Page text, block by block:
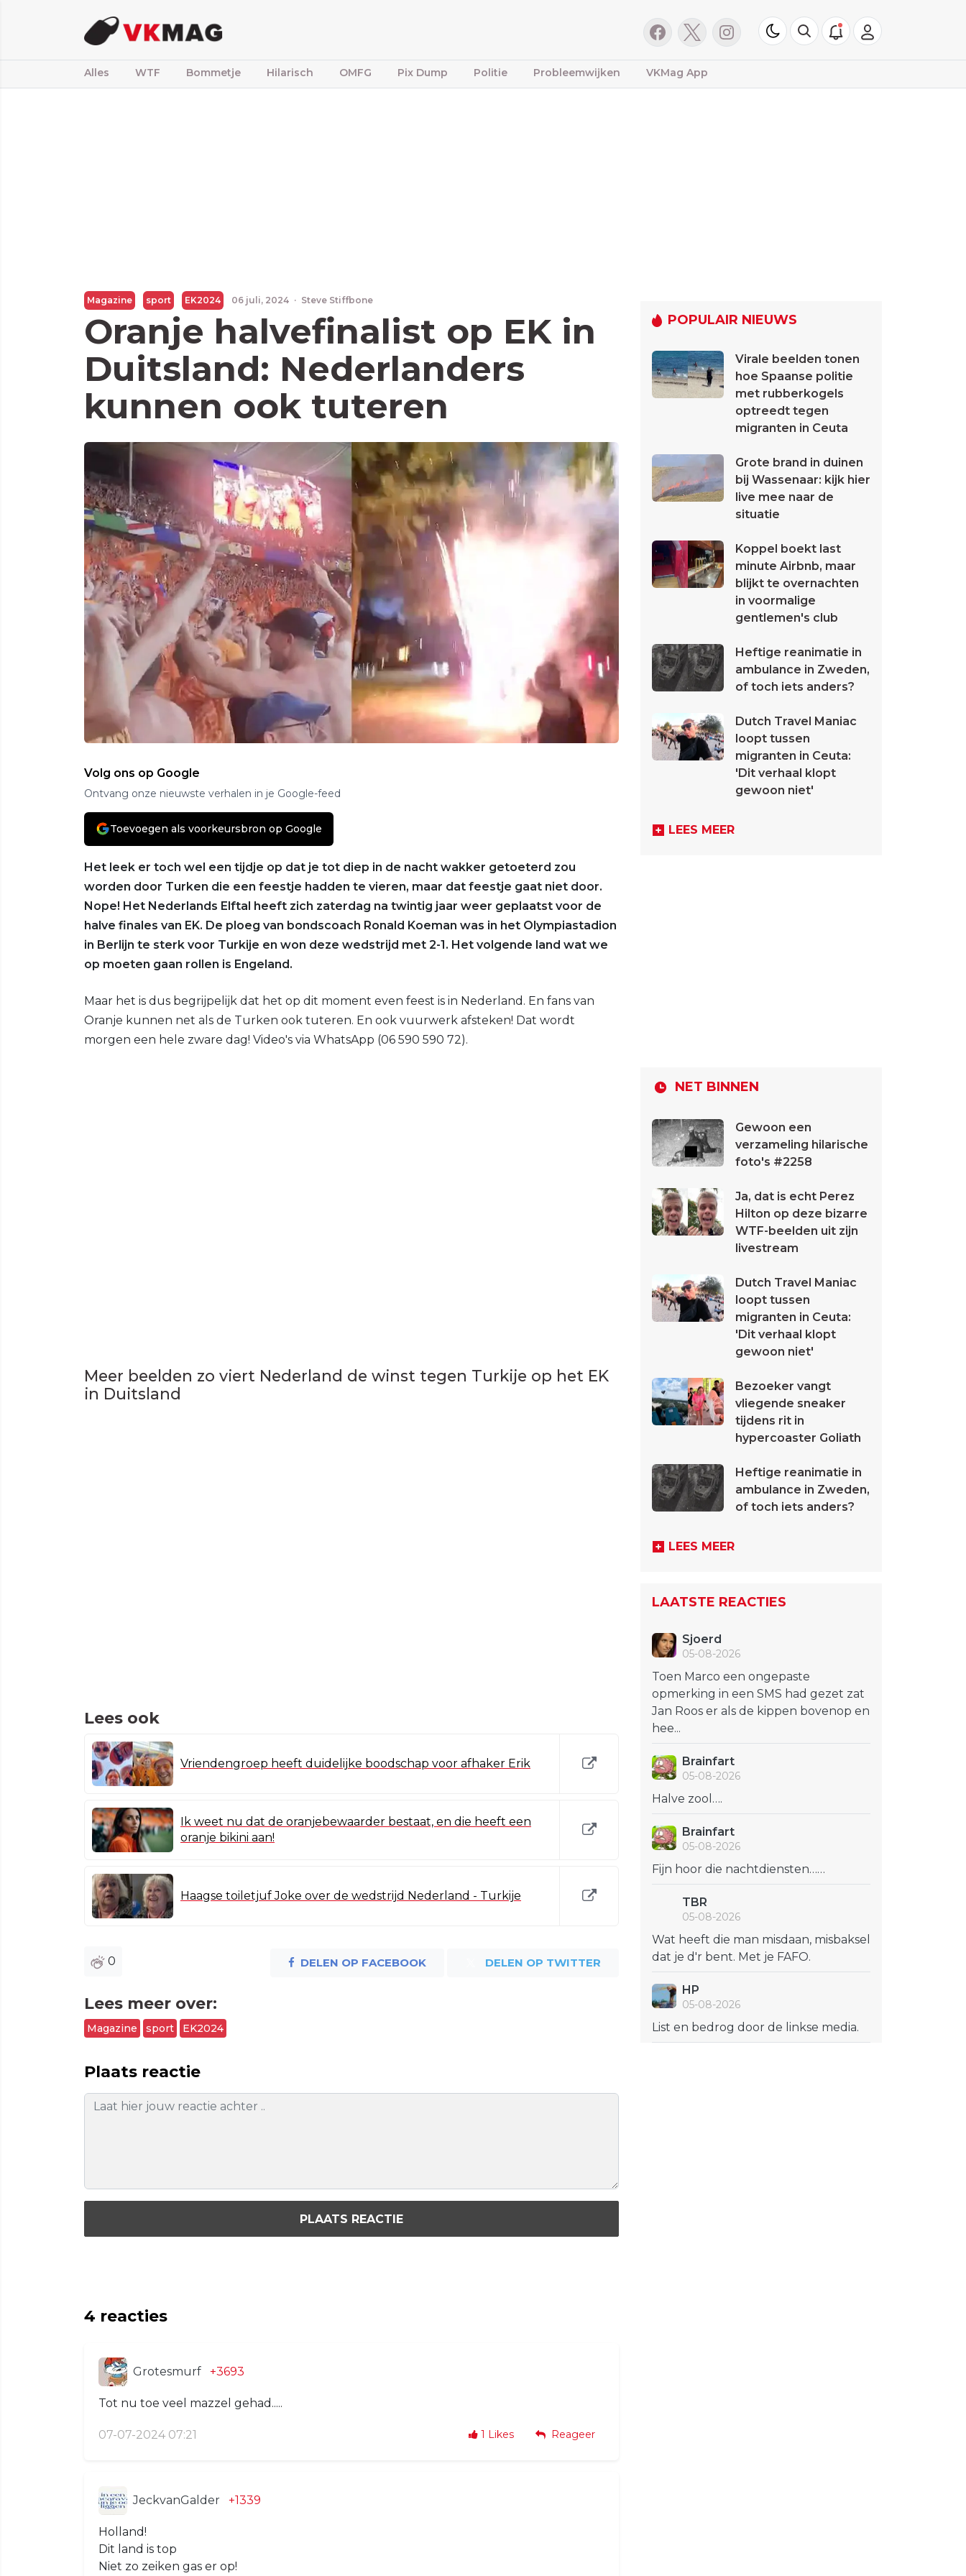
Alles WTF Bommetje Hilarisch OMFG Pix Dump Politie Probleemwijken VKMag App
Magazine sport EK2024 06 juli, 2024 · Steve Stiffbone
Oranje halvefinalist op EK in
Duitsland: Nederlanders
kunnen ook tuteren
Volg ons op Google
Ontvang onze nieuwste verhalen in je Google-feed
Toevoegen als voorkeursbron op Google
Het leek er toch wel een tijdje op dat je tot diep in de nacht wakker getoeterd zou
worden door Turken die een feestje hadden te vieren, maar dat feestje gaat niet door.
Nope! Het Nederlands Elftal heeft zich zaterdag na twintig jaar weer geplaatst voor de
halve finales van EK. De ploeg van bondscoach Ronald Koeman was in het Olympiastadion
in Berlijn te sterk voor Turkije en won deze wedstrijd met 2-1. Het volgende land wat we
op moeten gaan rollen is Engeland.
Maar het is dus begrijpelijk dat het op dit moment even feest is in Nederland. En fans van
Oranje kunnen net als de Turken ook tuteren. En ook vuurwerk afsteken! Dat wordt
morgen een hele zware dag! Video's via WhatsApp (06 590 590 72).
Meer beelden zo viert Nederland de winst tegen Turkije op het EK
in Duitsland
Lees ook
Vriendengroep heeft duidelijke boodschap voor afhaker Erik
Ik weet nu dat de oranjebewaarder bestaat, en die heeft een
oranje bikini aan!
Haagse toiletjuf Joke over de wedstrijd Nederland - Turkije
0 DELEN OP FACEBOOK DELEN OP TWITTER
Lees meer over:
Magazine sport EK2024
Plaats reactie
PLAATS REACTIE
4 reacties
Grotesmurf +3693
Tot nu toe veel mazzel gehad.....
07-07-2024 07:21 1 Likes Reageer
JeckvanGalder +1339
Holland!
Dit land is top
Niet zo zeiken gas er op!
POPULAIR NIEUWS
Virale beelden tonen
hoe Spaanse politie
met rubberkogels
optreedt tegen
migranten in Ceuta
Grote brand in duinen
bij Wassenaar: kijk hier
live mee naar de
situatie
Koppel boekt last
minute Airbnb, maar
blijkt te overnachten
in voormalige
gentlemen's club
Heftige reanimatie in
ambulance in Zweden,
of toch iets anders?
Dutch Travel Maniac
loopt tussen
migranten in Ceuta:
'Dit verhaal klopt
gewoon niet'
LEES MEER
NET BINNEN
Gewoon een
verzameling hilarische
foto's #2258
Ja, dat is echt Perez
Hilton op deze bizarre
WTF-beelden uit zijn
livestream
Dutch Travel Maniac
loopt tussen
migranten in Ceuta:
'Dit verhaal klopt
gewoon niet'
Bezoeker vangt
vliegende sneaker
tijdens rit in
hypercoaster Goliath
Heftige reanimatie in
ambulance in Zweden,
of toch iets anders?
LEES MEER
LAATSTE REACTIES
Sjoerd
05-08-2026
Toen Marco een ongepaste
opmerking in een SMS had gezet zat
Jan Roos er als de kippen bovenop en
hee...
Brainfart
05-08-2026
Halve zool….
Brainfart
05-08-2026
Fijn hoor die nachtdiensten……
TBR
05-08-2026
Wat heeft die man misdaan, misbaksel
dat je d'r bent. Met je FAFO.
HP
05-08-2026
List en bedrog door de linkse media.